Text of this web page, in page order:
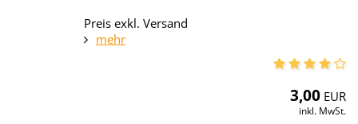
Preis exkl. Versand
mehr
3,00 EUR
inkl. MwSt.